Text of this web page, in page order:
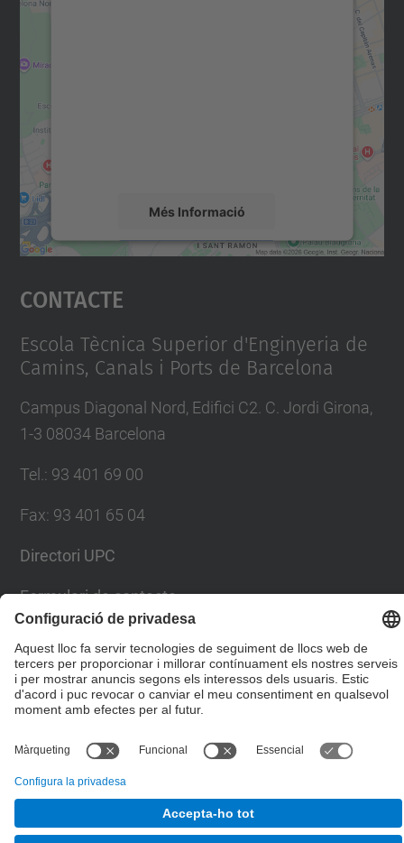
Més Informació
Accepta
powered by
Contacte
Escola Tècnica Superior d'Enginyeria de
Camins, Canals i Ports de Barcelona
Campus Diagonal Nord, Edifici C2. C. Jordi Girona,
1-3 08034 Barcelona
Tel.: 93 401 69 00
Fax: 93 401 65 04
Directori UPC
Formulari de contacte
© UPC Escola Tècnica Superior d'Enginyers de Camins,
Canals i Ports de Barcelona
Mapa del lloc
Accessibilitat
Avís legal
Configuració de privadesa